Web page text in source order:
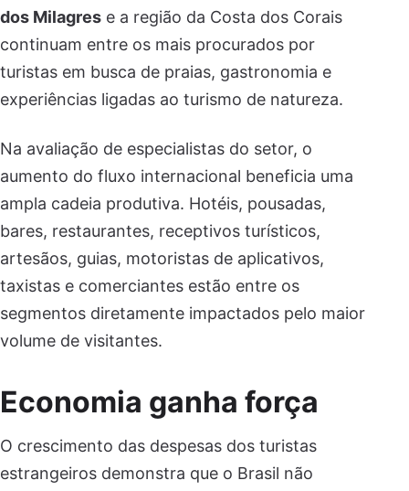
dos Milagres e a região da Costa dos Corais
continuam entre os mais procurados por
turistas em busca de praias, gastronomia e
experiências ligadas ao turismo de natureza.
Na avaliação de especialistas do setor, o
aumento do fluxo internacional beneficia uma
ampla cadeia produtiva. Hotéis, pousadas,
bares, restaurantes, receptivos turísticos,
artesãos, guias, motoristas de aplicativos,
taxistas e comerciantes estão entre os
segmentos diretamente impactados pelo maior
volume de visitantes.
Economia ganha força
O crescimento das despesas dos turistas
estrangeiros demonstra que o Brasil não